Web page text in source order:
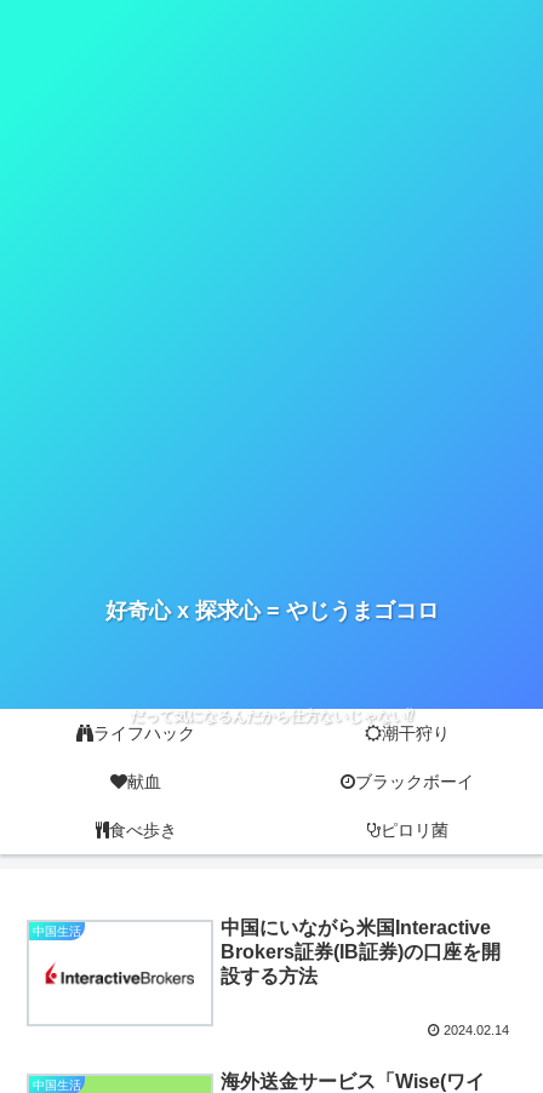
好奇心 x 探求心 = やじうまゴコロ
だって気になるんだから仕方ないじゃない⁉
ライフハック 潮干狩り
献血 ブラックボーイ
食べ歩き ピロリ菌
中国生活
中国にいながら米国Interactive
Brokers証券(IB証券)の口座を開
設する方法
2024.02.14
中国生活
海外送金サービス「Wise(ワイ